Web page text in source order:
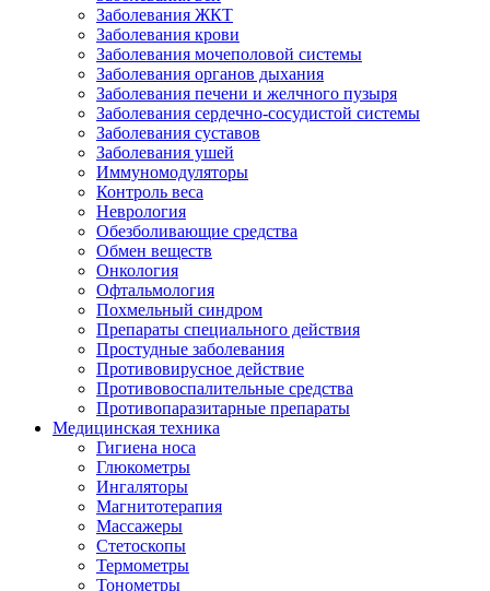
Заболевания ЖКТ
Заболевания крови
Заболевания мочеполовой системы
Заболевания органов дыхания
Заболевания печени и желчного пузыря
Заболевания сердечно-сосудистой системы
Заболевания суставов
Заболевания ушей
Иммуномодуляторы
Контроль веса
Неврология
Обезболивающие средства
Обмен веществ
Онкология
Офтальмология
Похмельный синдром
Препараты специального действия
Простудные заболевания
Противовирусное действие
Противовоспалительные средства
Противопаразитарные препараты
Медицинская техника
Гигиена носа
Глюкометры
Ингаляторы
Магнитотерапия
Массажеры
Стетоскопы
Термометры
Тонометры